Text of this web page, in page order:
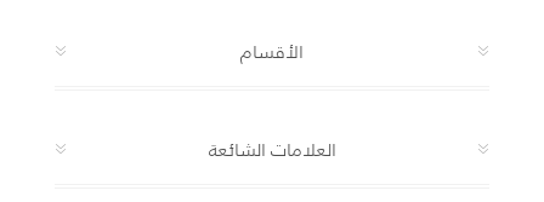
الأقسام
العلامات الشائعة